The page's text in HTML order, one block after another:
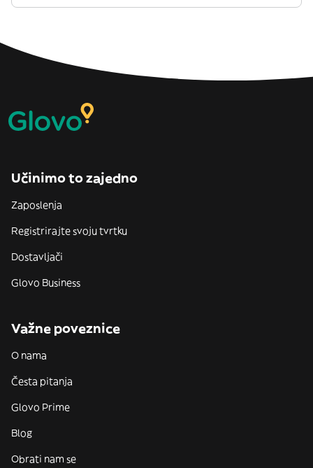
Učinimo to zajedno
Zaposlenja
Registrirajte svoju tvrtku
Dostavljači
Glovo Business
Važne poveznice
O nama
Česta pitanja
Glovo Prime
Blog
Obrati nam se